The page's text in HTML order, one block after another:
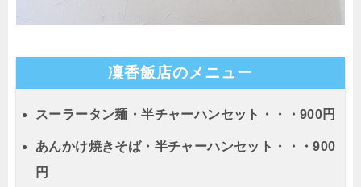
凜香飯店のメニュー
スーラータン麺・半チャーハンセット・・・900円
あんかけ焼きそば・半チャーハンセット・・・900
円